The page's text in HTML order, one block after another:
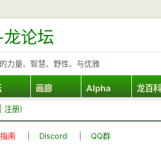
论坛
力量、智慧、野性、与优雅
画廊 Alpha 龙百科
注册)
南 Discord QQ群